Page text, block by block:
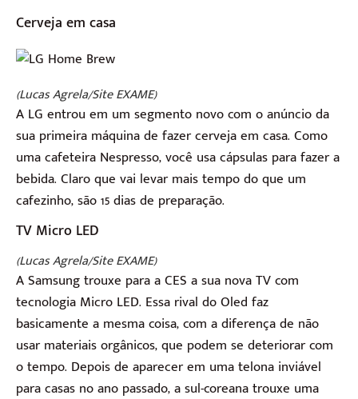
Cerveja em casa
(Lucas Agrela/Site EXAME)
A LG entrou em um segmento novo com o anúncio da
sua primeira máquina de fazer cerveja em casa. Como
uma cafeteira Nespresso, você usa cápsulas para fazer a
bebida. Claro que vai levar mais tempo do que um
cafezinho, são 15 dias de preparação.
TV Micro LED
(Lucas Agrela/Site EXAME)
A Samsung trouxe para a CES a sua nova TV com
tecnologia Micro LED. Essa rival do Oled faz
basicamente a mesma coisa, com a diferença de não
usar materiais orgânicos, que podem se deteriorar com
o tempo. Depois de aparecer em uma telona inviável
para casas no ano passado, a sul-coreana trouxe uma